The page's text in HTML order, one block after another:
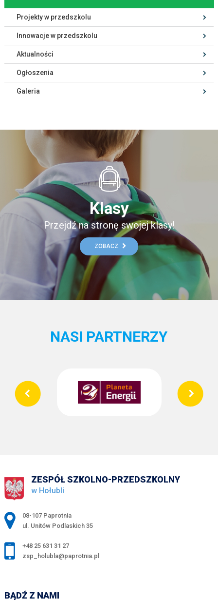
Projekty w przedszkolu
Innowacje w przedszkolu
Aktualności
Ogłoszenia
Galeria
Klasy
Przejdź na stronę swojej klasy!
ZOBACZ
NASI PARTNERZY
ZESPÓŁ SZKOLNO-PRZEDSZKOLNY
w Hołubli
Adres pocztowy:
08-107 Paprotnia
ul. Unitów Podlaskich 35
+48 25 631 31 27
zsp_holubla@paprotnia.pl
BĄDŹ Z NAMI